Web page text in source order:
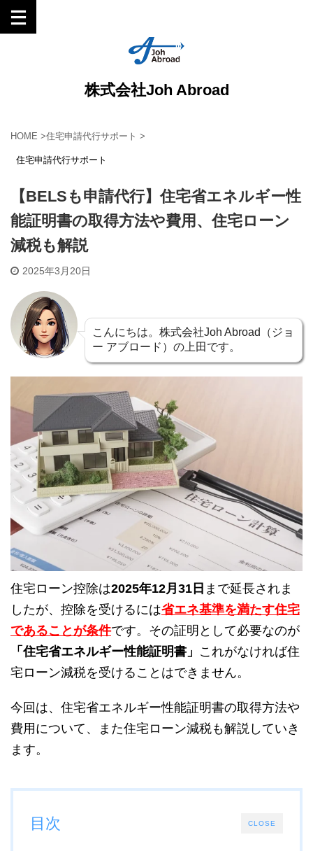
株式会社Joh Abroad
HOME >住宅申請代行サポート >
住宅申請代行サポート
【BELSも申請代行】住宅省エネルギー性
能証明書の取得方法や費用、住宅ローン
減税も解説
2025年3月20日
こんにちは。株式会社Joh Abroad（ジョ
ー アブロード）の上田です。
住宅ローン控除は2025年12月31日 まで延長されま
したが、控除を受けるには省エネ基準を満たす住宅
であることが条件です。その証明として必要なのが
「住宅省エネルギー性能証明書」 これがなければ住
宅ローン減税を受けることはできません。
今回は、住宅省エネルギー性能証明書の取得方法や
費用について、また住宅ローン減税も解説していき
ます。
CLOSE
目次